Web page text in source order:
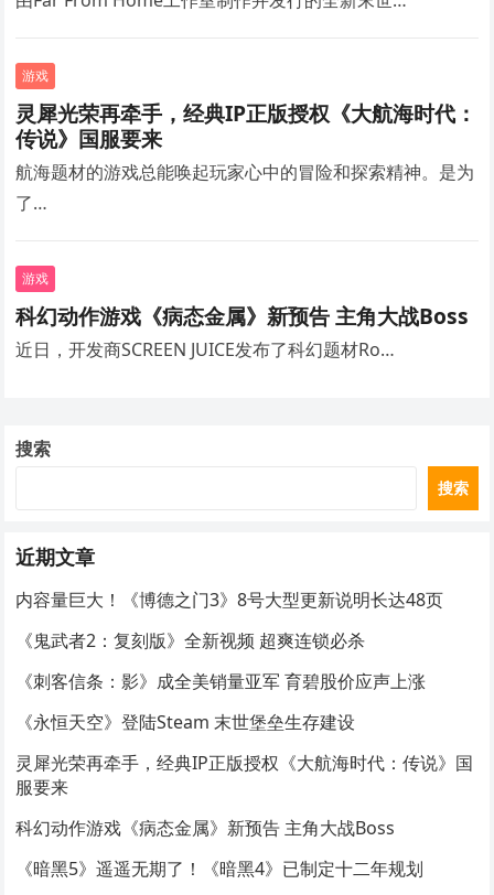
游戏
灵犀光荣再牵手，经典IP正版授权《大航海时代：
传说》国服要来
航海题材的游戏总能唤起玩家心中的冒险和探索精神。是为
了…
游戏
科幻动作游戏《病态金属》新预告 主角大战Boss
近日，开发商SCREEN JUICE发布了科幻题材Ro…
搜索
搜索
近期文章
内容量巨大！《博德之门3》8号大型更新说明长达48页
《鬼武者2：复刻版》全新视频 超爽连锁必杀
《刺客信条：影》成全美销量亚军 育碧股价应声上涨
《永恒天空》登陆Steam 末世堡垒生存建设
灵犀光荣再牵手，经典IP正版授权《大航海时代：传说》国
服要来
科幻动作游戏《病态金属》新预告 主角大战Boss
《暗黑5》遥遥无期了！《暗黑4》已制定十二年规划